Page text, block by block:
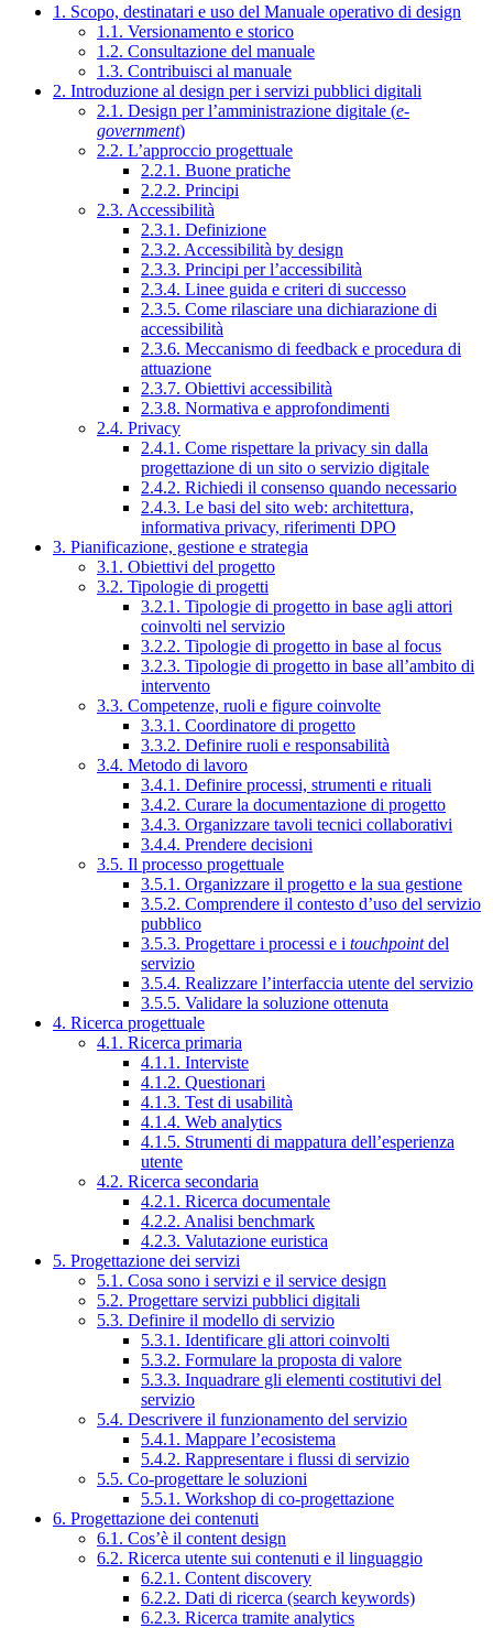
1. Scopo, destinatari e uso del Manuale operativo di design
1.1. Versionamento e storico
1.2. Consultazione del manuale
1.3. Contribuisci al manuale
2. Introduzione al design per i servizi pubblici digitali
2.1. Design per l’amministrazione digitale (e-
government)
2.2. L’approccio progettuale
2.2.1. Buone pratiche
2.2.2. Principi
2.3. Accessibilità
2.3.1. Definizione
2.3.2. Accessibilità by design
2.3.3. Principi per l’accessibilità
2.3.4. Linee guida e criteri di successo
2.3.5. Come rilasciare una dichiarazione di
accessibilità
2.3.6. Meccanismo di feedback e procedura di
attuazione
2.3.7. Obiettivi accessibilità
2.3.8. Normativa e approfondimenti
2.4. Privacy
2.4.1. Come rispettare la privacy sin dalla
progettazione di un sito o servizio digitale
2.4.2. Richiedi il consenso quando necessario
2.4.3. Le basi del sito web: architettura,
informativa privacy, riferimenti DPO
3. Pianificazione, gestione e strategia
3.1. Obiettivi del progetto
3.2. Tipologie di progetti
3.2.1. Tipologie di progetto in base agli attori
coinvolti nel servizio
3.2.2. Tipologie di progetto in base al focus
3.2.3. Tipologie di progetto in base all’ambito di
intervento
3.3. Competenze, ruoli e figure coinvolte
3.3.1. Coordinatore di progetto
3.3.2. Definire ruoli e responsabilità
3.4. Metodo di lavoro
3.4.1. Definire processi, strumenti e rituali
3.4.2. Curare la documentazione di progetto
3.4.3. Organizzare tavoli tecnici collaborativi
3.4.4. Prendere decisioni
3.5. Il processo progettuale
3.5.1. Organizzare il progetto e la sua gestione
3.5.2. Comprendere il contesto d’uso del servizio
pubblico
3.5.3. Progettare i processi e i touchpointdel
servizio
3.5.4. Realizzare l’interfaccia utente del servizio
3.5.5. Validare la soluzione ottenuta
4. Ricerca progettuale
4.1. Ricerca primaria
4.1.1. Interviste
4.1.2. Questionari
4.1.3. Test di usabilità
4.1.4. Web analytics
4.1.5. Strumenti di mappatura dell’esperienza
utente
4.2. Ricerca secondaria
4.2.1. Ricerca documentale
4.2.2. Analisi benchmark
4.2.3. Valutazione euristica
5. Progettazione dei servizi
5.1. Cosa sono i servizi e il service design
5.2. Progettare servizi pubblici digitali
5.3. Definire il modello di servizio
5.3.1. Identificare gli attori coinvolti
5.3.2. Formulare la proposta di valore
5.3.3. Inquadrare gli elementi costitutivi del
servizio
5.4. Descrivere il funzionamento del servizio
5.4.1. Mappare l’ecosistema
5.4.2. Rappresentare i flussi di servizio
5.5. Co-progettare le soluzioni
5.5.1. Workshop di co-progettazione
6. Progettazione dei contenuti
6.1. Cos’è il content design
6.2. Ricerca utente sui contenuti e il linguaggio
6.2.1. Content discovery
6.2.2. Dati di ricerca (search keywords)
6.2.3. Ricerca tramite analytics